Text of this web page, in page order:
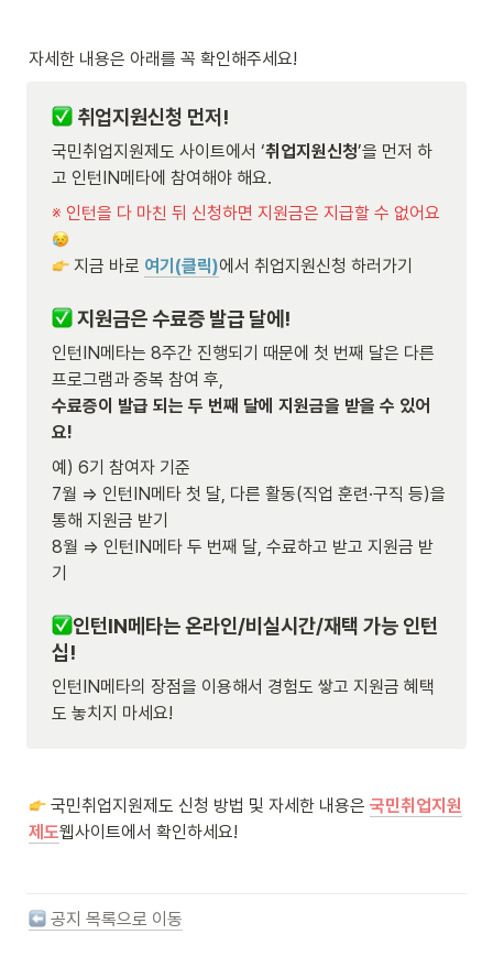
자세한 내용은 아래를 꼭 확인해주세요!
취업지원신청 먼저!
국민취업지원제도 사이트에서 ‘취업지원신청’을 먼저 하
고 인턴IN메타에 참여해야 해요.
※ 인턴을 다 마친 뒤 신청하면 지원금은 지급할 수 없어요
지금 바로 여기(클릭)에서 취업지원신청 하러가기
지원금은 수료증 발급 달에!
인턴IN메타는 8주간 진행되기 때문에 첫 번째 달은 다른
수료증이 발급 되는 두 번째 달에 지원금을 받을 수 있어
요!
예) 6기 참여자 기준
7월 ⇒ 인턴IN메타 첫 달, 다른 활동(직업 훈련·구직 등)을
통해 지원금 받기
8월 ⇒ 인턴IN메타 두 번째 달, 수료하고 받고 지원금 받
기
인턴IN메타는 온라인/비실시간/재택 가능 인턴
십!
인턴IN메타의 장점을 이용해서 경험도 쌓고 지원금 혜택
도 놓치지 마세요!
국민취업지원제도 신청 방법 및 자세한 내용은 국민취업지원
제도웹사이트에서 확인하세요!
공지 목록으로 이동